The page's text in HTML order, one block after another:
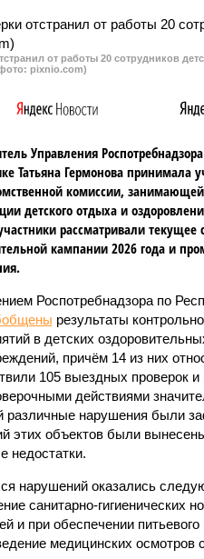
от работы 20 сотрудников
pixnio.com)
Управления
Татьяна Гермонова принимала
комиссии,
детского отдыха и
рассматривали текущее
кампании 2026 года и
Роспотребнадзора по
результаты
в детских
причём 14 из них
105 выездных проверок и
действиями
различные нарушения были
этих объектов были
недостатки.
нарушений оказались
санитарно-гигиенических
и при обеспечении
медицинских осмотров